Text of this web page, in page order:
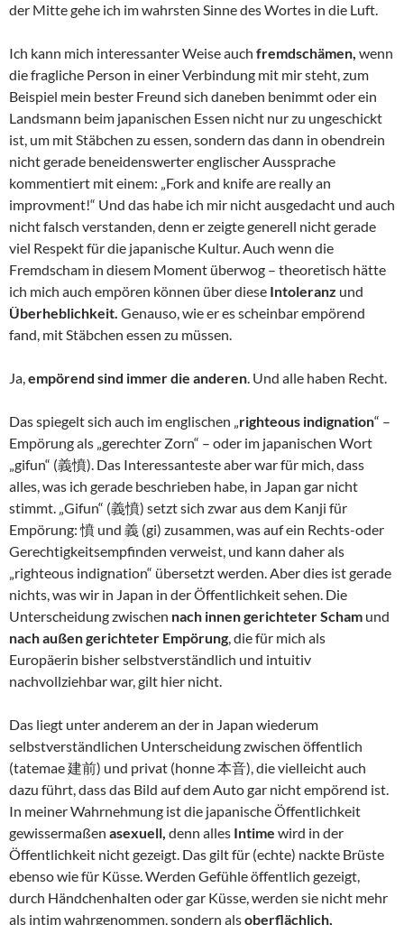
der Mitte gehe ich im wahrsten Sinne des Wortes in die Luft.
Ich kann mich interessanter Weise auch fremdschämen, wenn
die fragliche Person in einer Verbindung mit mir steht, zum
Beispiel mein bester Freund sich daneben benimmt oder ein
Landsmann beim japanischen Essen nicht nur zu ungeschickt
ist, um mit Stäbchen zu essen, sondern das dann in obendrein
nicht gerade beneidenswerter englischer Aussprache
kommentiert mit einem: „Fork and knife are really an
improvment!“ Und das habe ich mir nicht ausgedacht und auch
nicht falsch verstanden, denn er zeigte generell nicht gerade
viel Respekt für die japanische Kultur. Auch wenn die
Fremdscham in diesem Moment überwog – theoretisch hätte
ich mich auch empören können über diese Intoleranz und
Überheblichkeit. Genauso, wie er es scheinbar empörend
fand, mit Stäbchen essen zu müssen.
Ja,empörend sind immer die anderen. Und alle haben Recht.
Das spiegelt sich auch im englischen „righteous indignation“ –
Empörung als „gerechter Zorn“ – oder im japanischen Wort
„gifun“ (義憤). Das Interessanteste aber war für mich, dass
alles, was ich gerade beschrieben habe, in Japan gar nicht
stimmt. „Gifun“ (義憤) setzt sich zwar aus dem Kanji für
Empörung: 憤 und 義 (gi) zusammen, was auf ein Rechts-oder
Gerechtigkeitsempfinden verweist, und kann daher als
„righteous indignation“ übersetzt werden. Aber dies ist gerade
nichts, was wir in Japan in der Öffentlichkeit sehen. Die
Unterscheidung zwischen nach innen gerichteter Scham und
nach außen gerichteter Empörung, die für mich als
Europäerin bisher selbstverständlich und intuitiv
nachvollziehbar war, gilt hier nicht.
Das liegt unter anderem an der in Japan wiederum
selbstverständlichen Unterscheidung zwischen öffentlich
(tatemae 建前) und privat (honne 本音), die vielleicht auch
dazu führt, dass das Bild auf dem Auto gar nicht empörend ist.
In meiner Wahrnehmung ist die japanische Öffentlichkeit
gewissermaßen asexuell, denn alles Intime wird in der
Öffentlichkeit nicht gezeigt. Das gilt für (echte) nackte Brüste
ebenso wie für Küsse. Werden Gefühle öffentlich gezeigt,
durch Händchenhalten oder gar Küsse, werden sie nicht mehr
als intim wahrgenommen, sondern alsoberflächlich,